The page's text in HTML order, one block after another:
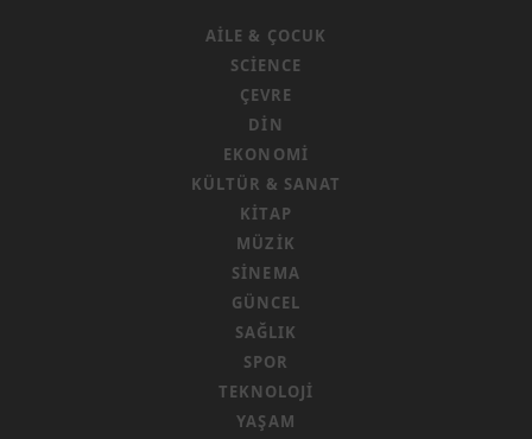
AILE & ÇOCUK
SCIENCE
ÇEVRE
DIN
EKONOMI
KÜLTÜR & SANAT
KITAP
MÜZIK
SINEMA
GÜNCEL
SAĞLIK
SPOR
TEKNOLOJI
YAŞAM